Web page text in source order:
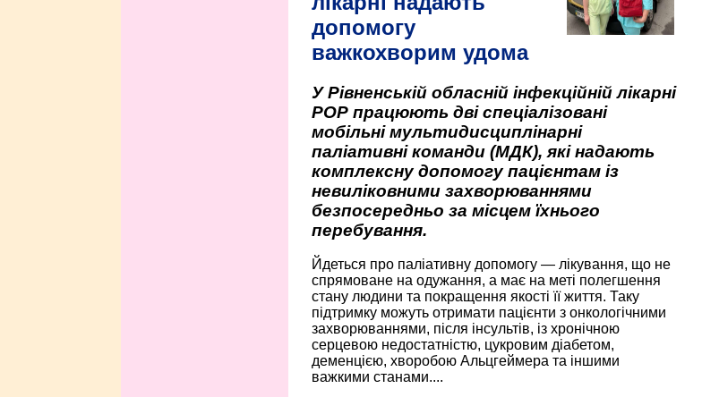
допомогу
важкохворим удома
У Рівненській обласній інфекційній лікарні
РОР працюють дві спеціалізовані
мобільні мультидисциплінарні
паліативні команди (МДК), які надають
комплексну допомогу пацієнтам із
невиліковними захворюваннями
безпосередньо за місцем їхнього
перебування.
Йдеться про паліативну допомогу — лікування, що не
спрямоване на одужання, а має на меті полегшення
стану людини та покращення якості її життя. Таку
підтримку можуть отримати пацієнти з онкологічними
захворюваннями, після інсультів, із хронічною
серцевою недостатністю, цукровим діабетом,
деменцією, хворобою Альцгеймера та іншими
важкими станами....